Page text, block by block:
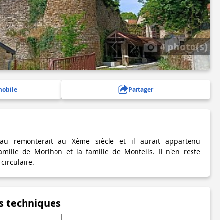
4 photo(s)
Partager
remonterait au Xème siècle et il aurait appartenu
de Morlhon et la famille de Monteils. Il n'en reste
techniques